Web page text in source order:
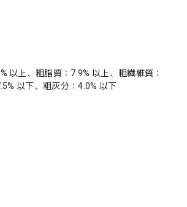
以上、粗脂質：7.9% 以上、粗繊維質：
以下、粗灰分：4.0% 以下